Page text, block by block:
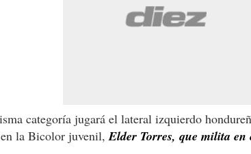
categoría jugará el lateral izquierdo
en la Bicolor juvenil,Elder Torres, que milita en